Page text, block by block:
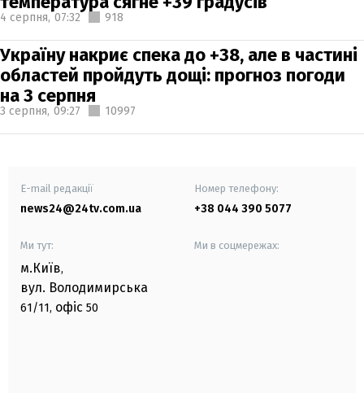
4 серпня, 07:32 918
Україну накриє спека до +38, але в частині
областей пройдуть дощі: прогноз погоди
на 3 серпня
3 серпня, 09:27 10997
E-mail редакції
news24@24tv.com.ua
Номер телефону:
+38 044 390 5077
Ми тут:
м.Київ,
вул. Володимирська
61/11, офіс 50
Ми в соцмережах: